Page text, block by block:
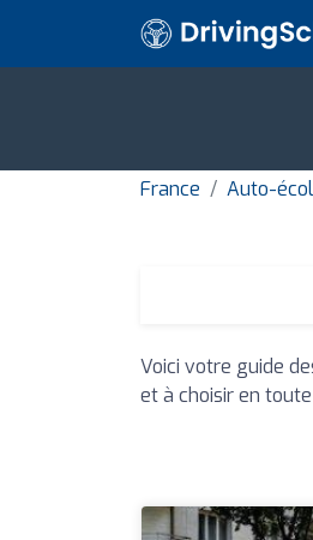
France Auto-
Voici votre guide
et à choisir en